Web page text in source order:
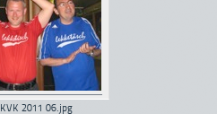
KVK 2011 06.jpg